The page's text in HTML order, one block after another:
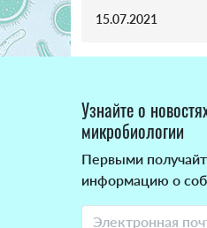
15.07.2021
Узнайте о
микробиологии
Первыми
информацию о